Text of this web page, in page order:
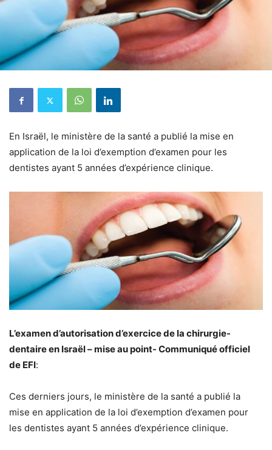
En Israël, le ministère de la santé a publié la mise en
application de la loi d’exemption d’examen pour les
dentistes ayant 5 années d’expérience clinique.
L’examen d’autorisation d’exercice de la chirurgie-
dentaire en Israël – mise au point- Communiqué officiel
de EFI:
Ces derniers jours, le ministère de la santé a publié la
mise en application de la loi d’exemption d’examen pour
les dentistes ayant 5 années d’expérience clinique.